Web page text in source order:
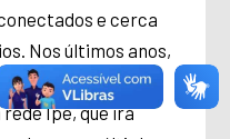
e cerca
Nos últimos anos,
projeto grandioso,
Ipê, que irá